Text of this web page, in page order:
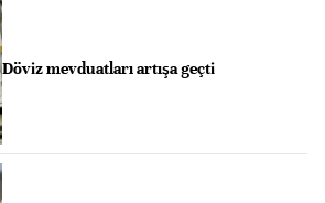
Döviz mevduatları artışa geçti